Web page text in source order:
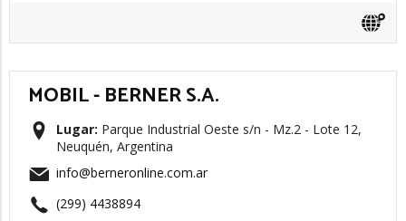
MOBIL - BERNER S.A.
Lugar: Parque Industrial Oeste s/n - Mz.2 - Lote 12,
Neuquén, Argentina
info@berneronline.com.ar
(299) 4438894